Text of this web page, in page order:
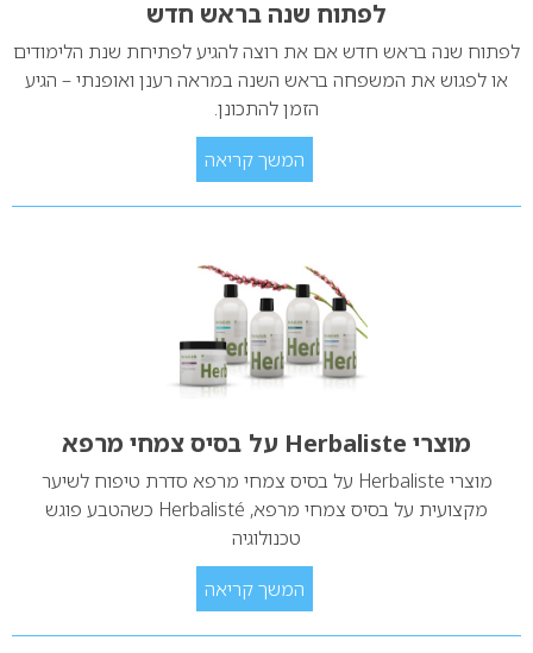
לפתוח שנה בראש חדש
לפתוח שנה בראש חדש אם את רוצה להגיע לפתיחת שנת הלימודים
או לפגוש את המשפחה בראש השנה במראה רענן ואופנתי – הגיע
הזמן להתכונן.
המשך קריאה
מוצרי Herbaliste על בסיס צמחי מרפא
מוצרי Herbaliste על בסיס צמחי מרפא סדרת טיפוח לשיער
מקצועית על בסיס צמחי מרפא, Herbalisté כשהטבע פוגש
טכנולוגיה
המשך קריאה